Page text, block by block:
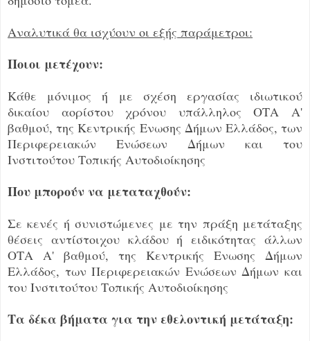
Αναλυτικά θα ισχύουν οι εξής παράμετροι:
Ποιοι μετέχουν:
Κάθε μόνιμος ή με σχέση εργασίας ιδιωτικού
δικαίου αορίστου χρόνου υπάλληλος ΟΤΑ Α'
βαθμού, της Κεντρικής Ενωσης Δήμων Ελλάδος, των
Περιφερειακών Ενώσεων Δήμων και του
Ινστιτούτου Τοπικής Αυτοδιοίκησης
Που μπορούν να μεταταχθούν:
Σε κενές ή συνιστώμενες με την πράξη μετάταξης
θέσεις αντίστοιχου κλάδου ή ειδικότητας άλλων
ΟΤΑ Α' βαθμού, της Κεντρικής Ενωσης Δήμων
Ελλάδος, των Περιφερειακών Ενώσεων Δήμων και
του Ινστιτούτου Τοπικής Αυτοδιοίκησης
Τα δέκα βήματα για την εθελοντική μετάταξη: